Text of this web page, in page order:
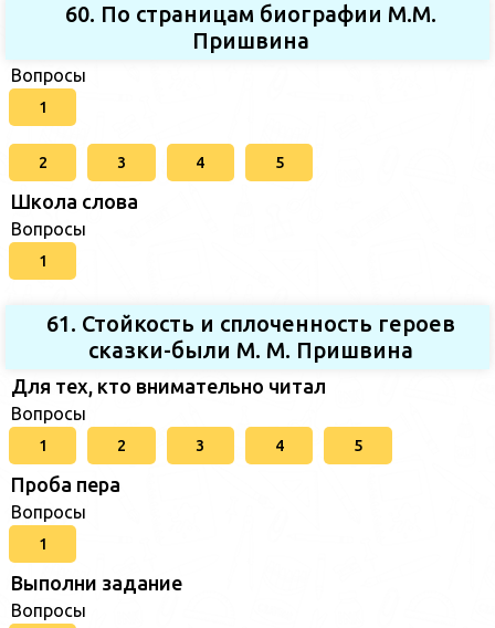
60. По страницам биографии М.М.
Пришвина
Вопросы
1
2 3 4 5
Школа слова
Вопросы
1
61. Стойкость и сплоченность героев
сказки-были М. М. Пришвина
Для тех, кто внимательно читал
Вопросы
1 2 3 4 5
Проба пера
Вопросы
1
Выполни задание
Вопросы